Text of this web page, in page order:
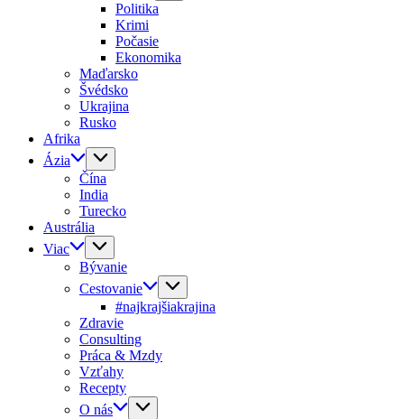
Politika
Krimi
Počasie
Ekonomika
Maďarsko
Švédsko
Ukrajina
Rusko
Afrika
Ázia
Čína
India
Turecko
Austrália
Viac
Bývanie
Cestovanie
#najkrajšiakrajina
Zdravie
Consulting
Práca & Mzdy
Vzťahy
Recepty
O nás